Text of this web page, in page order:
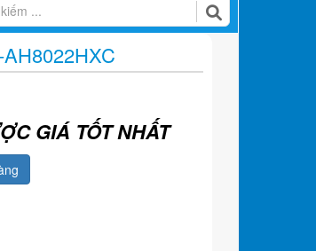
GIÁ TỐT NHẤT